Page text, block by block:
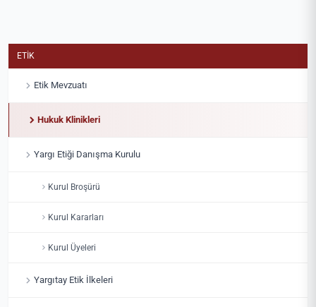
ETİK
Etik Mevzuatı
Hukuk Klinikleri
Yargı Etiği Danışma Kurulu
Kurul Broşürü
Kurul Kararları
Kurul Üyeleri
Yargıtay Etik İlkeleri